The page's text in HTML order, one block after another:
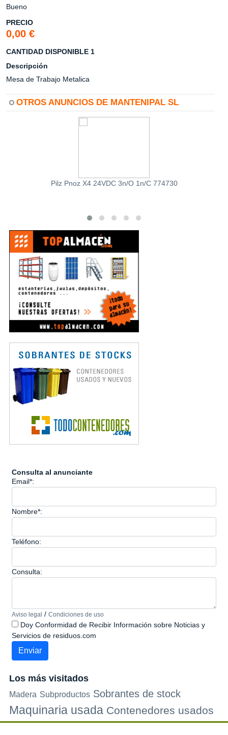
Bueno
PRECIO
0,00 €
CANTIDAD DISPONIBLE 1
Descripción
Mesa de Trabajo Metalica
OTROS ANUNCIOS DE MANTENIPAL SL
Pilz Pnoz X4 24VDC 3n/O 1n/C 774730
Consulta al anunciante
Email*:
Nombre*:
Teléfono:
Consulta:
Aviso legal / Condiciones de uso
Doy Conformidad de Recibir Información sobre Noticias y
Servicios de residuos.com
Los más visitados
Madera Subproductos Sobrantes de stock
Maquinaria usada Contenedores usados